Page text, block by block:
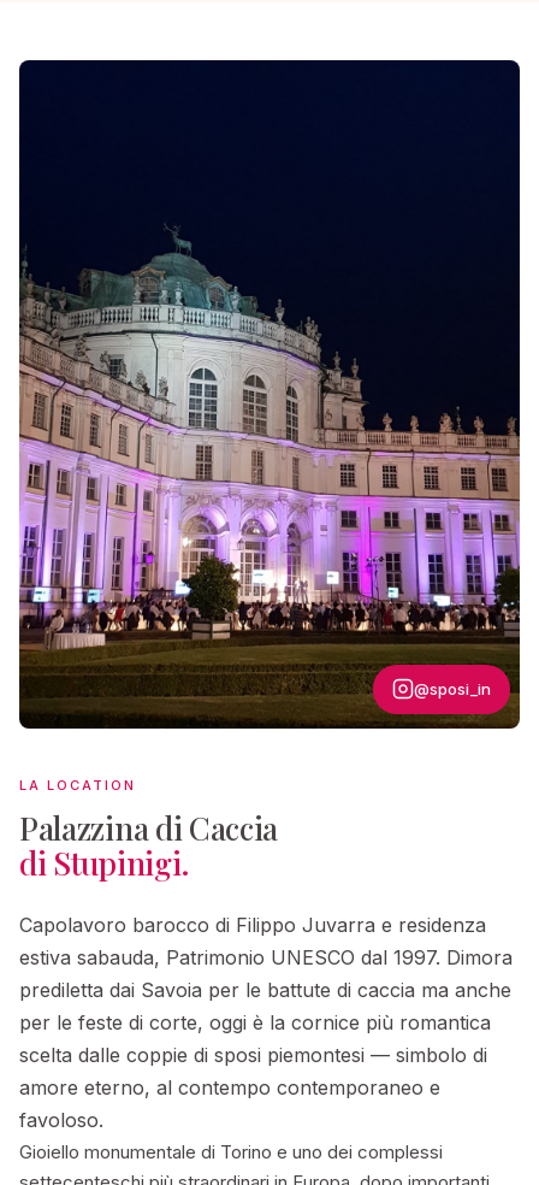
@sposi_in
LA LOCATION
Palazzina di Caccia
di Stupinigi.
Capolavoro barocco di Filippo Juvarra e residenza
estiva sabauda, Patrimonio UNESCO dal 1997. Dimora
prediletta dai Savoia per le battute di caccia ma anche
per le feste di corte, oggi è la cornice più romantica
scelta dalle coppie di sposi piemontesi — simbolo di
amore eterno, al contempo contemporaneo e
favoloso.
Gioiello monumentale di Torino e uno dei complessi